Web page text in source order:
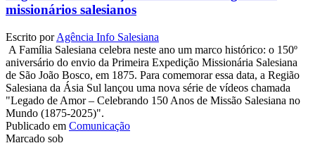
missionários salesianos
Escrito porAgência Info Salesiana
A Família Salesiana celebra neste ano um marco histórico: o 150º
aniversário do envio da Primeira Expedição Missionária Salesiana
de São João Bosco, em 1875. Para comemorar essa data, a Região
Salesiana da Ásia Sul lançou uma nova série de vídeos chamada
"Legado de Amor – Celebrando 150 Anos de Missão Salesiana no
Mundo (1875-2025)".
Publicado em Comunicação
Marcado sob